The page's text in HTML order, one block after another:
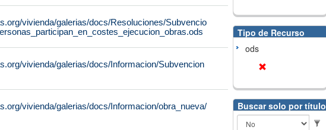
vivienda/galerias/docs/Resoluciones/Subvencio
vivienda/galerias/docs/Informacion/Subvencion
vivienda/galerias/docs/Informacion/obra_nueva/
Tipo de Recurso
ods
Buscar solo por título